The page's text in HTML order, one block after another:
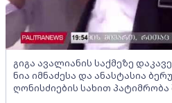
გიგა ავალიანის საქმეზე
ნია იმნაძესა და ანასტასია
ღონისძიების სახით